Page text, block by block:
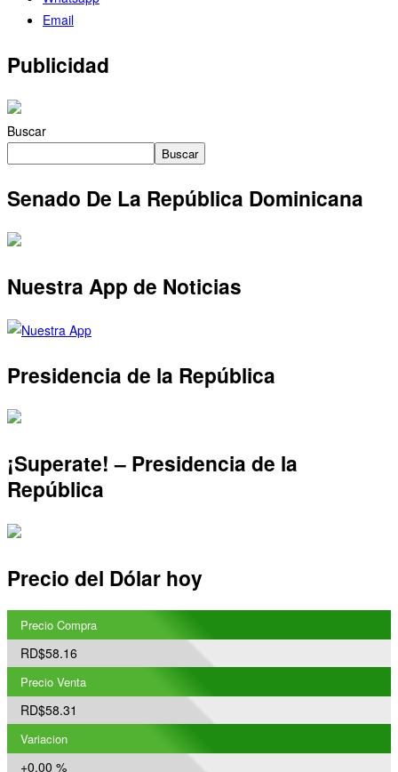
Email
Publicidad
Buscar
Buscar
Senado De La República Dominicana
Nuestra App de Noticias
Presidencia de la República
¡Superate! – Presidencia de la
República
Precio del Dólar hoy
Precio Compra
RD$58.16
Precio Venta
RD$58.31
Variacion
+0.00 %